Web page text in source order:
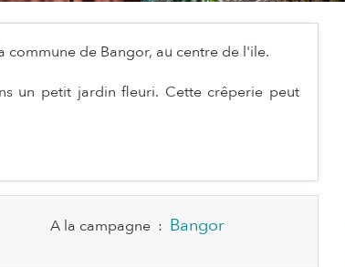
commune de Bangor, au centre de l'ile.
un petit jardin fleuri. Cette crêperie peut
A la campagne : Bangor